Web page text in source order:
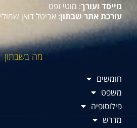
מייסד ועורך: מוטי זפט
עורכת אתר שבתון: אביטל דואן שמולי
מה בשבתון
חומשים
משפט
פילוסופיה
מדרש